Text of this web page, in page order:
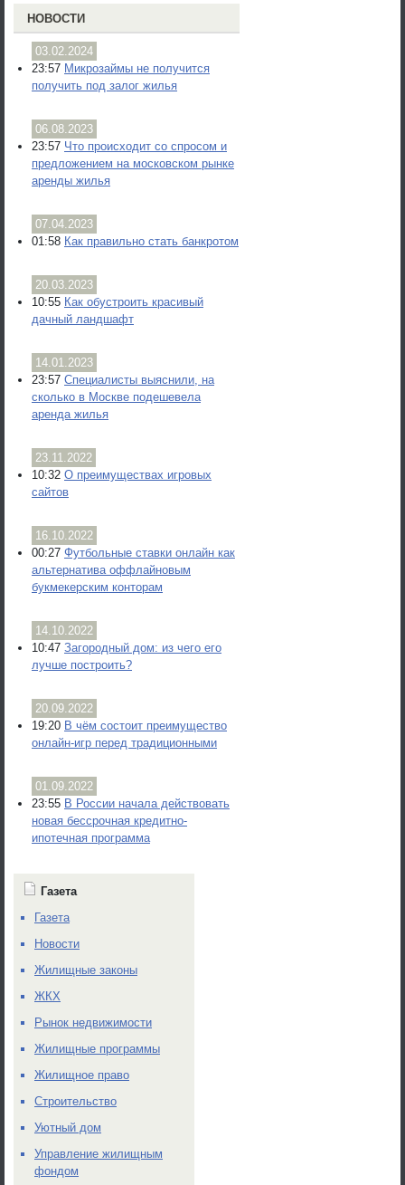
НОВОСТИ
03.02.2024
23:57 Микрозаймы не получится
получить под залог жилья
06.08.2023
23:57 Что происходит со спросом и
предложением на московском рынке
аренды жилья
07.04.2023
01:58 Как правильно стать банкротом
20.03.2023
10:55 Как обустроить красивый
дачный ландшафт
14.01.2023
23:57 Специалисты выяснили, на
сколько в Москве подешевела
аренда жилья
23.11.2022
10:32 О преимуществах игровых
сайтов
16.10.2022
00:27 Футбольные ставки онлайн как
альтернатива оффлайновым
букмекерским конторам
14.10.2022
10:47 Загородный дом: из чего его
лучше построить?
20.09.2022
19:20 В чём состоит преимущество
онлайн-игр перед традиционными
01.09.2022
23:55 В России начала действовать
новая бессрочная кредитно-
ипотечная программа
Газета
Газета
Новости
Жилищные законы
ЖКХ
Рынок недвижимости
Жилищные программы
Жилищное право
Строительство
Уютный дом
Управление жилищным
фондом